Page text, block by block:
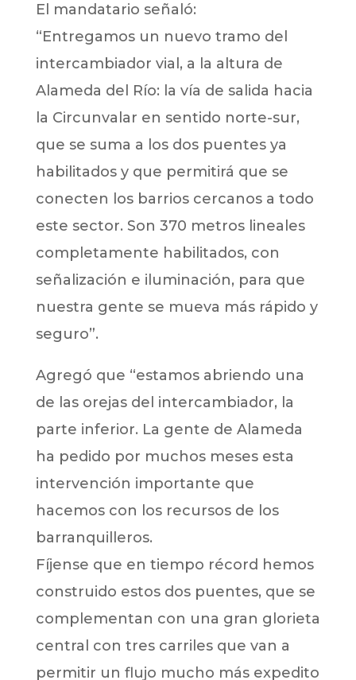
El mandatario señaló:
“Entregamos un nuevo tramo del
intercambiador vial, a la altura de
Alameda del Río: la vía de salida hacia
la Circunvalar en sentido norte-sur,
que se suma a los dos puentes ya
habilitados y que permitirá que se
conecten los barrios cercanos a todo
este sector. Son 370 metros lineales
completamente habilitados, con
señalización e iluminación, para que
nuestra gente se mueva más rápido y
seguro”.
Agregó que “estamos abriendo una
de las orejas del intercambiador, la
parte inferior. La gente de Alameda
ha pedido por muchos meses esta
intervención importante que
hacemos con los recursos de los
barranquilleros.
Fíjense que en tiempo récord hemos
construido estos dos puentes, que se
complementan con una gran glorieta
central con tres carriles que van a
permitir un flujo mucho más expedito